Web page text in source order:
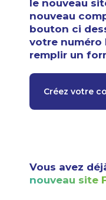
le nouveau
nouveau
bouton ci
votre numéro
remplir un
Créez votre
Vous avez
nouveau site